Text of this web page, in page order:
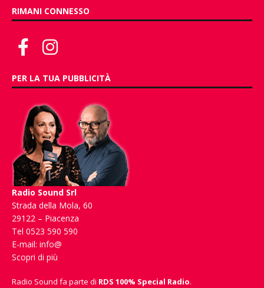
RIMANI CONNESSO
PER LA TUA PUBBLICITÀ
Radio Sound Srl
Strada della Mola, 60
29122 – Piacenza
Tel 0523 590 590
E-mail: info@
Scopri di più
Radio Sound fa parte di RDS 100% Special Radio.